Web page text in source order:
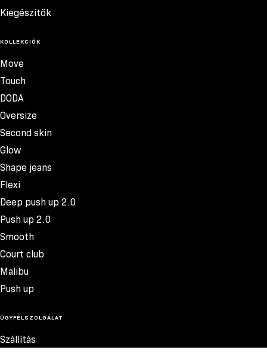
Kiegészítők
KOLLEKCIÓK
Move
Touch
DODA
Oversize
Second skin
Glow
Shape jeans
Flexi
Deep push up 2.0
Push up 2.0
Smooth
Court club
Malibu
Push up
ÜGYFÉLSZOLGÁLAT
Szállítás